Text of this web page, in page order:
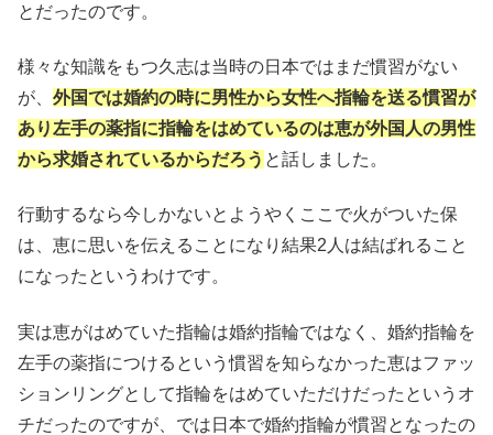
とだったのです。
様々な知識をもつ久志は当時の日本ではまだ慣習がない
が、 外国では婚約の時に男性から女性へ指輪を送る慣習が
あり左手の薬指に指輪をはめているのは恵が外国人の男性
から求婚されているからだろう と話しました。
行動するなら今しかないとようやくここで火がついた保
は、恵に思いを伝えることになり結果2人は結ばれること
になったというわけです。
実は恵がはめていた指輪は婚約指輪ではなく、婚約指輪を
左手の薬指につけるという慣習を知らなかった恵はファッ
ションリングとして指輪をはめていただけだったというオ
チだったのですが、では日本で婚約指輪が慣習となったの